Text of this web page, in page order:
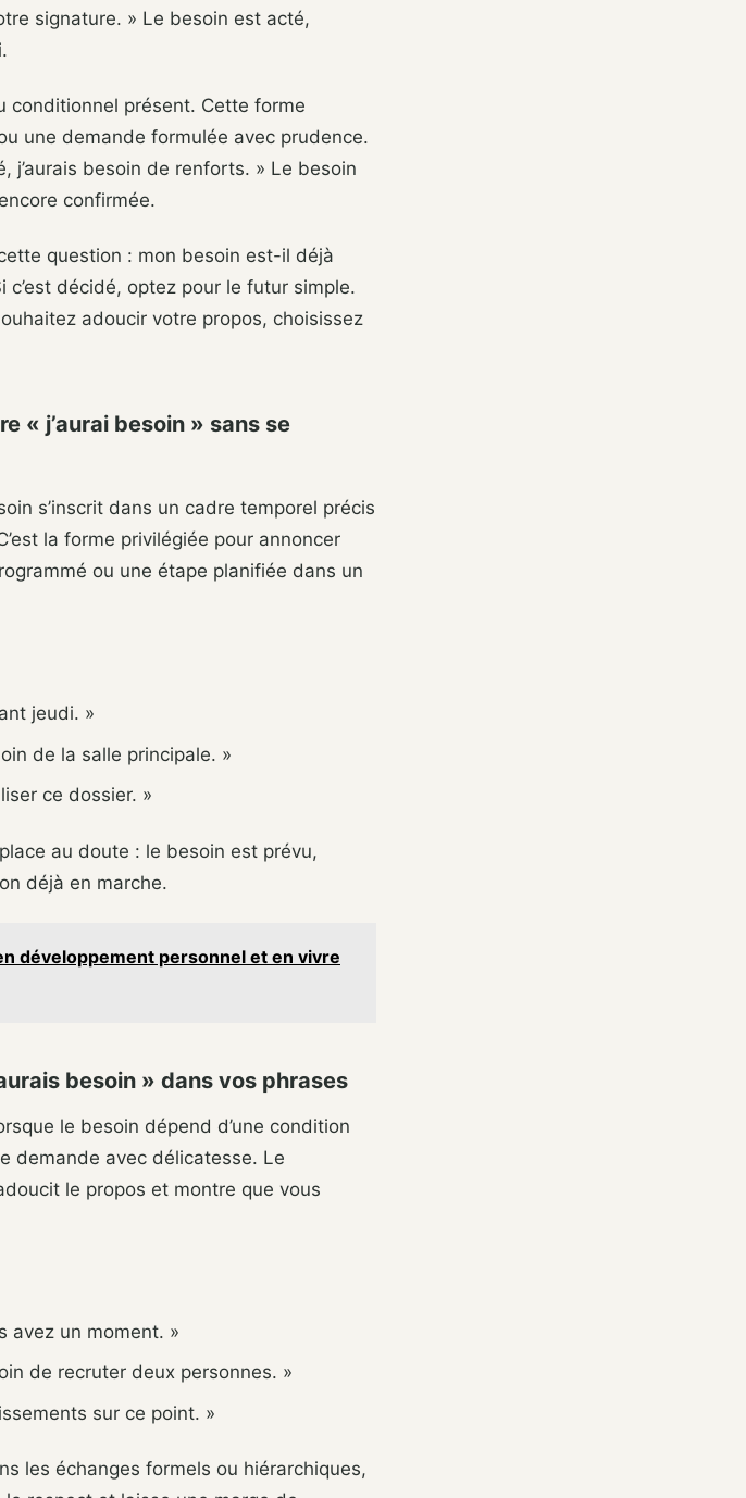
signature. » Le besoin est acté,
conditionnel présent. Cette forme
une demande formulée avec prudence.
j’aurais besoin de renforts. » Le besoin
confirmée.
question : mon besoin est-il déjà
décidé, optez pour le futur simple.
adoucir votre propos, choisissez
« j’aurai besoin » sans se
s’inscrit dans un cadre temporel précis
la forme privilégiée pour annoncer
ou une étape planifiée dans un
jeudi. »
de la salle principale. »
ce dossier. »
au doute : le besoin est prévu,
déjà en marche.
développement personnel et en vivre
besoin » dans vos phrases
le besoin dépend d’une condition
demande avec délicatesse. Le
le propos et montre que vous
avez un moment. »
de recruter deux personnes. »
sur ce point. »
les échanges formels ou hiérarchiques,